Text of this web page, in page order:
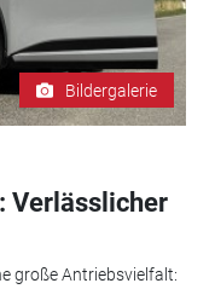
Bildergalerie
Verlässlicher
große Antriebsvielfalt: